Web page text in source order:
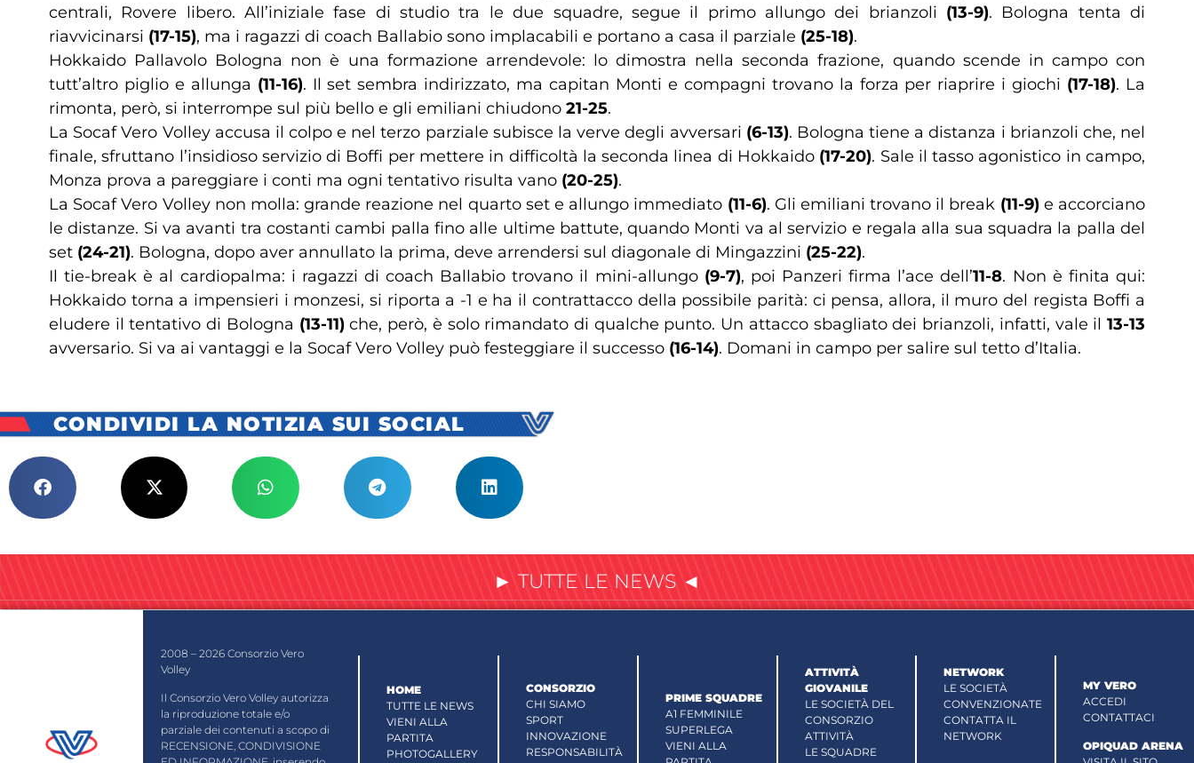
centrali, Rovere libero. All’iniziale fase di studio tra le due squadre, segue il primo allungo dei brianzoli (13-9). Bologna tenta di
riavvicinarsi (17-15), ma i ragazzi di coach Ballabio sono implacabili e portano a casa il parziale (25-18).
Hokkaido Pallavolo Bologna non è una formazione arrendevole: lo dimostra nella seconda frazione, quando scende in campo con
tutt’altro piglio e allunga (11-16). Il set sembra indirizzato, ma capitan Monti e compagni trovano la forza per riaprire i giochi (17-18). La
rimonta, però, si interrompe sul più bello e gli emiliani chiudono 21-25.
La Socaf Vero Volley accusa il colpo e nel terzo parziale subisce la verve degli avversari (6-13). Bologna tiene a distanza i brianzoli che, nel
finale, sfruttano l’insidioso servizio di Boffi per mettere in difficoltà la seconda linea di Hokkaido (17-20). Sale il tasso agonistico in campo,
Monza prova a pareggiare i conti ma ogni tentativo risulta vano (20-25).
La Socaf Vero Volley non molla: grande reazione nel quarto set e allungo immediato (11-6). Gli emiliani trovano il break (11-9)e accorciano
le distanze. Si va avanti tra costanti cambi palla fino alle ultime battute, quando Monti va al servizio e regala alla sua squadra la palla del
set (24-21). Bologna, dopo aver annullato la prima, deve arrendersi sul diagonale di Mingazzini (25-22).
Il tie-break è al cardiopalma: i ragazzi di coach Ballabio trovano il mini-allungo (9-7), poi Panzeri firma l’ace dell’11-8. Non è finita qui:
Hokkaido torna a impensieri i monzesi, si riporta a -1 e ha il contrattacco della possibile parità: ci pensa, allora, il muro del regista Boffi a
eludere il tentativo di Bologna (13-11)che, però, è solo rimandato di qualche punto. Un attacco sbagliato dei brianzoli, infatti, vale il13-13
avversario. Si va ai vantaggi e la Socaf Vero Volley può festeggiare il successo (16-14). Domani in campo per salire sul tetto d’Italia.
CONDIVIDI LA NOTIZIA SUI SOCIAL
► TUTTE LE NEWS ◄
2008 – 2026 Consorzio Vero
Volley
Il Consorzio Vero Volley autorizza
la riproduzione totale e/o
parziale dei contenuti a scopo di
RECENSIONE, CONDIVISIONE
HOME
TUTTE LE NEWS
VIENI ALLA
PARTITA
PHOTOGALLERY
CONSORZIO
CHI SIAMO
SPORT
INNOVAZIONE
RESPONSABILITÀ
PRIME SQUADRE
A1 FEMMINILE
SUPERLEGA
VIENI ALLA
ATTIVITÀ
GIOVANILE
LE SOCIETÀ DEL
CONSORZIO
ATTIVITÀ
LE SQUADRE
NETWORK
LE SOCIETÀ
CONVENZIONATE
CONTATTA IL
NETWORK
MY VERO
ACCEDI
CONTATTACI
OPIQUAD ARENA